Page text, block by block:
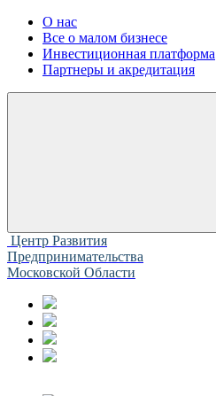
О нас
Все о малом бизнесе
Инвестиционная платформа
Партнеры и акредитация
Центр Развития
Предпринимательства
Московской Области